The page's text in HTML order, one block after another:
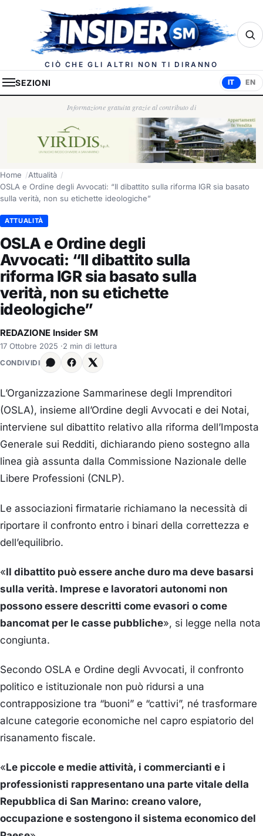
Insider.sm
CIÒ CHE GLI ALTRI NON TI DIRANNO
SEZIONI IT EN
Informazione gratuita grazie al contributo di
Home
Attualità
OSLA e Ordine degli Avvocati: “Il dibattito sulla riforma IGR sia basato
sulla verità, non su etichette ideologiche”
ATTUALITÀ
OSLA e Ordine degli
Avvocati: “Il dibattito sulla
riforma IGR sia basato sulla
verità, non su etichette
ideologiche”
REDAZIONE Insider SM
17 Ottobre 2025 ·2 min di lettura
CONDIVIDI
L’Organizzazione Sammarinese degli Imprenditori
(OSLA), insieme all’Ordine degli Avvocati e dei Notai,
interviene sul dibattito relativo alla riforma dell’Imposta
Generale sui Redditi, dichiarando pieno sostegno alla
linea già assunta dalla Commissione Nazionale delle
Libere Professioni (CNLP).
Le associazioni firmatarie richiamano la necessità di
riportare il confronto entro i binari della correttezza e
dell’equilibrio.
«Il dibattito può essere anche duro ma deve basarsi
sulla verità. Imprese e lavoratori autonomi non
possono essere descritti come evasori o come
bancomat per le casse pubbliche», si legge nella nota
congiunta.
Secondo OSLA e Ordine degli Avvocati, il confronto
politico e istituzionale non può ridursi a una
contrapposizione tra “buoni” e “cattivi”, né trasformare
alcune categorie economiche nel capro espiatorio del
risanamento fiscale.
«Le piccole e medie attività, i commercianti e i
professionisti rappresentano una parte vitale della
Repubblica di San Marino: creano valore,
occupazione e sostengono il sistema economico del